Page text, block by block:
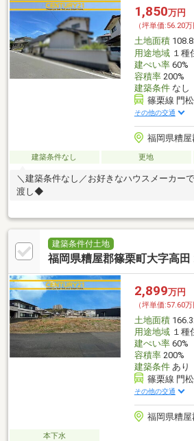
1,850万円
（坪単価:56.20万
土地面積
用途地域１種
建ぺい率60%
容積率200%
建築条件なし
篠栗線 門
その他の交通
福岡県糟屋
建築条件なし 更地
＼建築条件なし／お好きなハウスメーカー
渡し◆
建築条件付土地
福岡県糟屋郡篠栗町大字高田
2,899万円
（坪単価:57.60万
土地面積
用途地域１種
建ぺい率60%
容積率200%
建築条件あり
篠栗線 門
その他の交通
福岡県糟屋
本下水